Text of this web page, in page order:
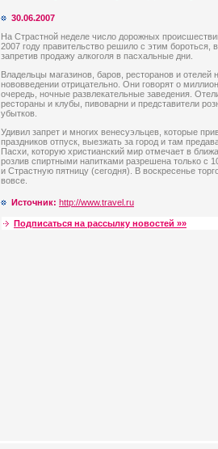
30.06.2007
На Страстной неделе число дорожных
2007 году правительство решило с этим бороться,
запретив продажу алкоголя в пасхальные дни.
Владельцы магазинов, баров, ресторанов и отелей
нововведении отрицательно. Они говорят о
очередь, ночные развлекательные заведения.
рестораны и клубы, пивоварни и представители
убытков.
Удивил запрет и многих венесуэльцев, которые
праздников отпуск, выезжать за город и там
Пасхи, которую христианский мир отмечает в
розлив спиртными напитками разрешена только с
и Страстную пятницу (сегодня). В воскресенье
вовсе.
Источник: http://www.travel.ru
Подписаться на рассылку новостей »»